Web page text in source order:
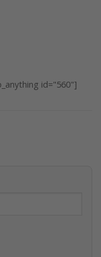
id="560"]